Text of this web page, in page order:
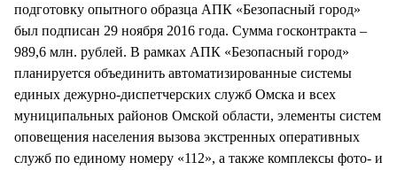
подготовку опытного образца АПК «Безопасный город»
был подписан 29 ноября 2016 года. Сумма госконтракта –
989,6 млн. рублей. В рамках АПК «Безопасный город»
планируется объединить автоматизированные системы
единых дежурно-диспетчерских служб Омска и всех
муниципальных районов Омской области, элементы систем
оповещения населения вызова экстренных оперативных
служб по единому номеру «112», а также комплексы фото- и